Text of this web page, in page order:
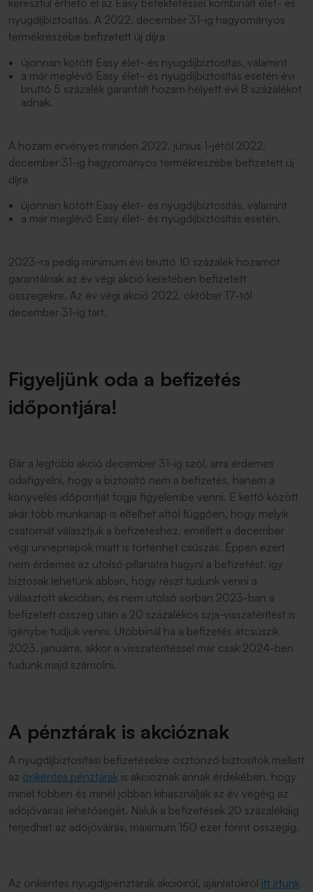
keresztül érhető el az Easy befektetéssel kombinált élet- és
nyugdíjbiztosítás. A 2022. december 31-ig hagyományos
termékrészébe befizetett új díjra
újonnan kötött Easy élet- és nyugdíjbiztosítás, valamint
a már meglévő Easy élet- és nyugdíjbiztosítás esetén évi
bruttó 5 százalék garantált hozam helyett évi 8 százalékot
adnak.
A hozam érvényes minden 2022. június 1-jétől 2022.
december 31-ig hagyományos termékrészébe befizetett új
díjra
újonnan kötött Easy élet- és nyugdíjbiztosítás, valamint
a már meglévő Easy élet- és nyugdíjbiztosítás esetén.
2023-ra pedig minimum évi bruttó 10 százalék hozamot
garantálnak az év végi akció keretében befizetett
összegekre. Az év végi akció 2022. október 17-től
december 31-ig tart.
Figyeljünk oda a befizetés
időpontjára!
Bár a legtöbb akció december 31-ig szól, arra érdemes
odafigyelni, hogy a biztosító nem a befizetés, hanem a
könyvelés időpontját fogja figyelembe venni. E kettő között
akár több munkanap is eltelhet attól függően, hogy melyik
csatornát választjuk a befizetéshez, emellett a december
végi ünnepnapok miatt is történhet csúszás. Éppen ezért
nem érdemes az utolsó pillanatra hagyni a befizetést, így
biztosak lehetünk abban, hogy részt tudunk venni a
választott akcióban, és nem utolsó sorban 2023-ban a
befizetett összeg után a 20 százalékos szja-visszatérítést is
igénybe tudjuk venni. Utóbbinál ha a befizetés átcsúszik
2023. januárra, akkor a visszatérítéssel már csak 2024-ben
tudunk majd számolni.
A pénztárak is akcióznak
A nyugdíjbiztosítási befizetésekre ösztönző biztosítók mellett
az önkéntes pénztárak is akcióznak annak érdekében, hogy
minél többen és minél jobban kihasználják az év végéig az
adójóváírás lehetőségét. Náluk a befizetések 20 százalékáig
terjedhet az adójóváírás, maximum 150 ezer forint összegig.
Az önkéntes nyugdíjpénztárak akcióiról, ajánlatokról itt írtunk